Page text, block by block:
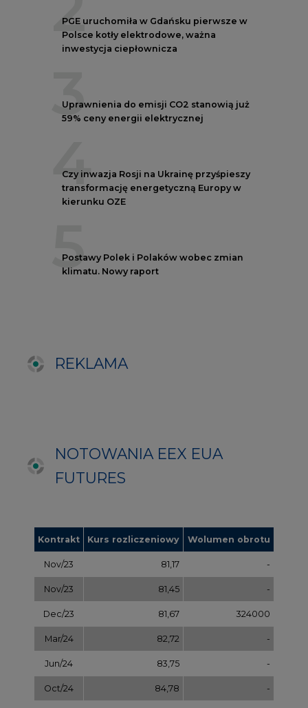
5
Postawy Polek i Polaków wobec zmian
FUTURES
Nov/23
Jun/24 83,75
Oct/24
Apr/25 86,97 -
Jul/25 87,87 -
Oct/25 88,78 -
Dec/25 89,70 -
Mar/26 90,68 -
Jul/26 91,65 -
Sep/26 92,63 -
Dec/26 93,60 -